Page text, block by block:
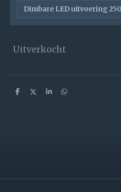
Uitverkocht
D
D
S
D